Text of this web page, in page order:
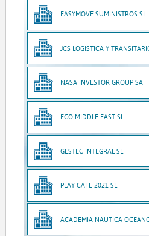
EASYMOVE SUMINISTROS SL
JCS LOGISTICA Y
NASA INVESTOR GROUP SA
ECO MIDDLE EAST SL
GESTEC INTEGRAL SL
PLAY CAFE 2021 SL
ACADEMIA NAUTICA